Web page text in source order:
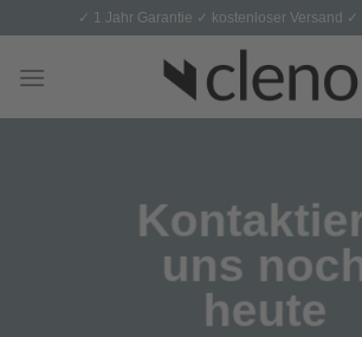
content
✓ 1 Jahr Garantie ✓ kostenloser Versand ✓
uns
heute